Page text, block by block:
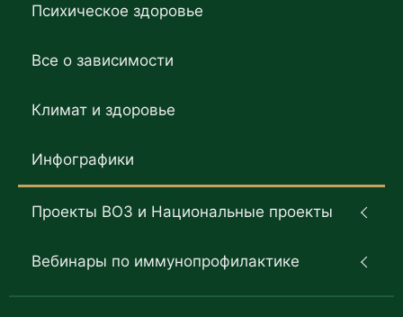
Психическое здоровье
Все о зависимости
Климат и здоровье
Инфографики
Проекты ВОЗ и Национальные проекты
Вебинары по иммунопрофилактике